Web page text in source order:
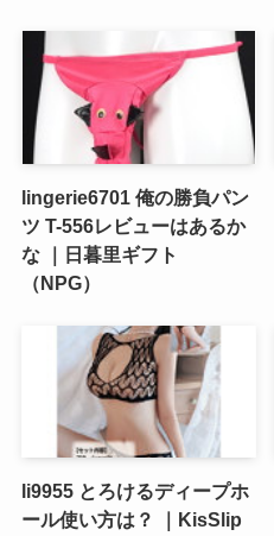
lingerie6701 俺の勝負パン
ツ T-556レビューはあるか
な ｜日暮里ギフト
（NPG）
li9955 とろけるディープホ
ール使い方は？ ｜KisSlip